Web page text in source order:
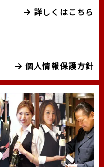
詳しくはこちら
個人情報保護方針